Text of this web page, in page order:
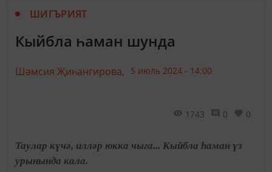
ШИГЪРИЯТ
Кыйбла һаман шунда
Шәмсия Җиһангирова, 5 июль 2024 - 14:00
1743 0 0
Таулар күчә, илләр юкка чыга... Кыйбла һаман үз
урынында кала.